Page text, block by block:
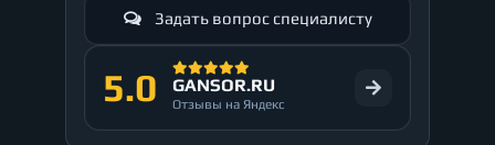
Задать вопрос специалисту
5.0 GANSOR.RU
Отзывы на Яндекс